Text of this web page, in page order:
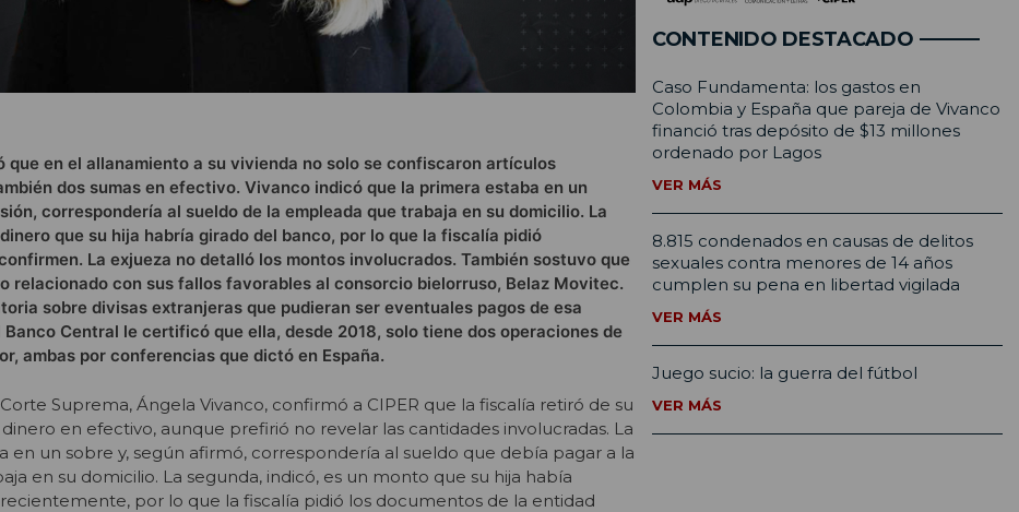
que en el allanamiento a su vivienda no solo se confiscaron artículos
dos sumas en efectivo. Vivanco indicó que la primera estaba en un
correspondería al sueldo de la empleada que trabaja en su domicilio. La
que su hija habría girado del banco, por lo que la fiscalía pidió
La exjueza no detalló los montos involucrados. También sostuvo que
relacionado con sus fallos favorables al consorcio bielorruso, Belaz Movitec.
sobre divisas extranjeras que pudieran ser eventuales pagos de esa
Banco Central le certificó que ella, desde 2018, solo tiene dos operaciones de
ambas por conferencias que dictó en España.
Suprema, Ángela Vivanco, confirmó a CIPER que la fiscalía retiró de su
en efectivo, aunque prefirió no revelar las cantidades involucradas. La
en un sobre y, según afirmó, correspondería al sueldo que debía pagar a la
en su domicilio. La segunda, indicó, es un monto que su hija había
por lo que la fiscalía pidió los documentos de la entidad
CONTENIDO DESTACADO
Caso Fundamenta: los gastos en
Colombia y España que pareja de Vivanco
financió tras depósito de $13 millones
ordenado por Lagos
VER MÁS
8.815 condenados en causas de delitos
sexuales contra menores de 14 años
cumplen su pena en libertad vigilada
VER MÁS
Juego sucio: la guerra del fútbol
VER MÁS